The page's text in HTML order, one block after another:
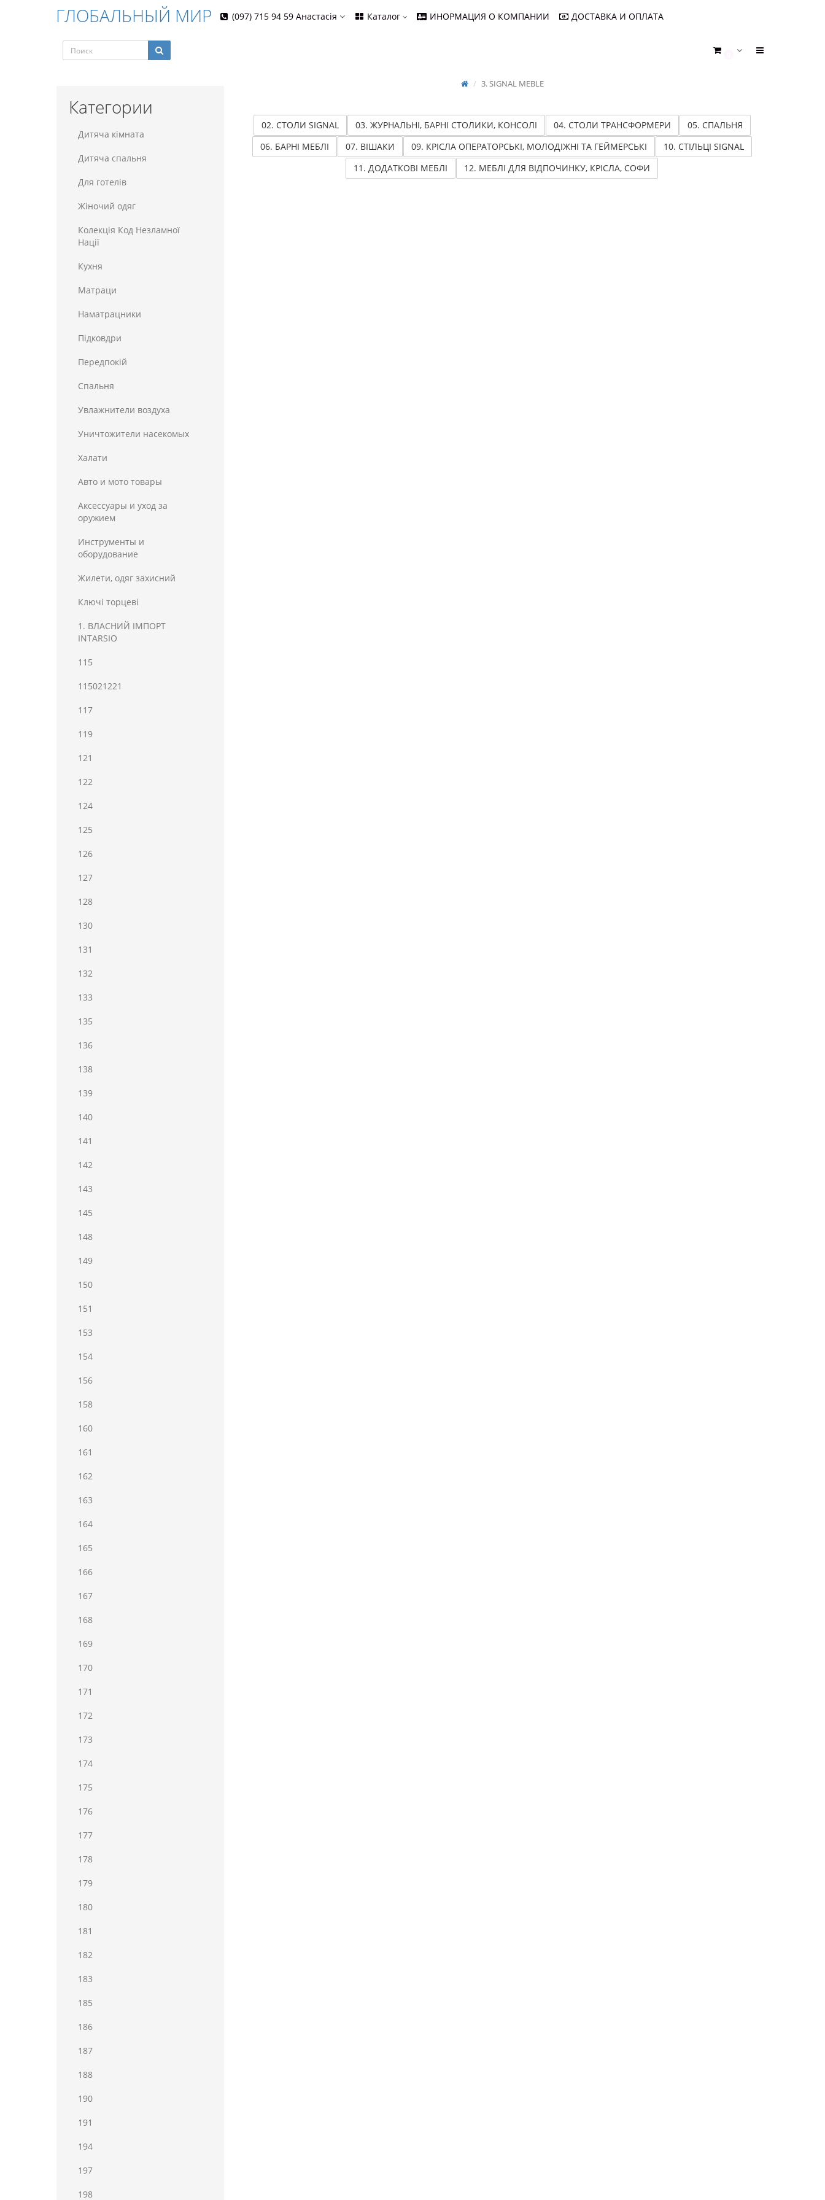
ГЛОБАЛЬНЫЙ МИР (097) 715 94 59 Анастасія Каталог ИНОРМАЦИЯ О КОМПАНИИ ДОСТАВКА И ОПЛАТА
Категории
Дитяча кімната
Дитяча спальня
Для готелiв
Жіночий одяг
Колекція Код Незламної
Нації
Кухня
Матраци
Наматрацники
Пiдковдри
Передпокій
Спальня
Увлажнители воздуха
Уничтожители насекомых
Халати
Авто и мото товары
Аксессуары и уход за
оружием
Инструменты и
оборудование
Жилети, одяг захисний
Ключі торцеві
1. ВЛАСНИЙ ІМПОРТ
INTARSIO
115
115021221
117
119
121
122
124
125
126
127
128
130
131
132
133
135
136
138
139
140
141
142
143
145
148
149
150
151
153
154
156
158
160
161
162
163
164
165
166
167
168
169
170
171
172
173
174
175
176
177
178
179
180
181
182
183
185
186
187
188
190
191
194
197
198
3. SIGNAL MEBLE
02. СТОЛИ SIGNAL 03. ЖУРНАЛЬНІ, БАРНІ СТОЛИКИ, КОНСОЛІ 04. СТОЛИ ТРАНСФОРМЕРИ
05. СПАЛЬНЯ
06. БАРНІ МЕБЛІ
07. ВІШАКИ 09. КРІСЛА ОПЕРАТОРСЬКІ, МОЛОДІЖНІ ТА ГЕЙМЕРСЬКІ
10. СТІЛЬЦІ SIGNAL
11. ДОДАТКОВІ МЕБЛІ
12. МЕБЛІ ДЛЯ ВІДПОЧИНКУ, КРІСЛА, СОФИ